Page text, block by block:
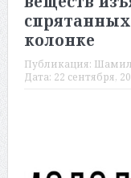
колонке
Публикация:
Дата: 22 сентября,